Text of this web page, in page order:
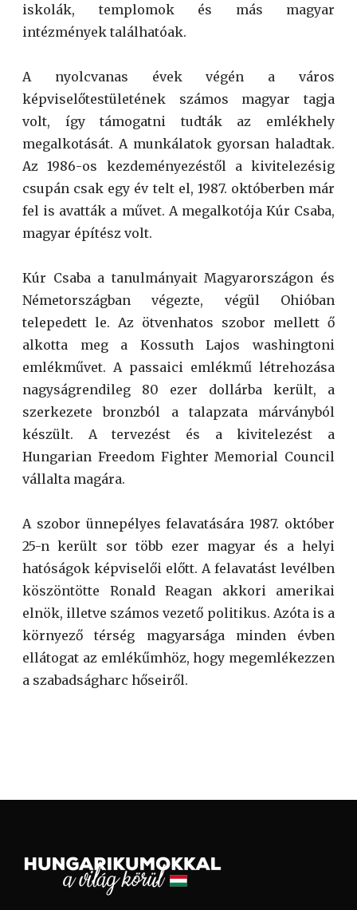
iskolák, templomok és más magyar
intézmények találhatóak.
A nyolcvanas évek végén a város
képviselőtestületének számos magyar tagja
volt, így támogatni tudták az emlékhely
megalkotását. A munkálatok gyorsan haladtak.
Az 1986-os kezdeményezéstől a kivitelezésig
csupán csak egy év telt el, 1987. októberben már
fel is avatták a művet. A megalkotója Kúr Csaba,
magyar építész volt.
Kúr Csaba a tanulmányait Magyarországon és
Németországban végezte, végül Ohióban
telepedett le. Az ötvenhatos szobor mellett ő
alkotta meg a Kossuth Lajos washingtoni
emlékművet. A passaici emlékmű létrehozása
nagyságrendileg 80 ezer dollárba került, a
szerkezete bronzból a talapzata márványból
készült. A tervezést és a kivitelezést a
Hungarian Freedom Fighter Memorial Council
vállalta magára.
A szobor ünnepélyes felavatására 1987. október
25-n került sor több ezer magyar és a helyi
hatóságok képviselői előtt. A felavatást levélben
köszöntötte Ronald Reagan akkori amerikai
elnök, illetve számos vezető politikus. Azóta is a
környező térség magyarsága minden évben
ellátogat az emlékűmhöz, hogy megemlékezzen
a szabadságharc hőseiről.